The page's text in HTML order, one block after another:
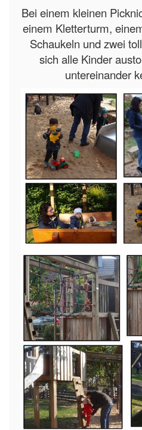
Bei einem kleinen
einem Kletterturm,
Schaukeln und zwei
sich alle Kinder
untereinander